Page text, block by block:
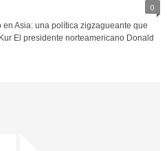
0
en Asia: una política zigzagueante que
El presidente norteamericano Donald